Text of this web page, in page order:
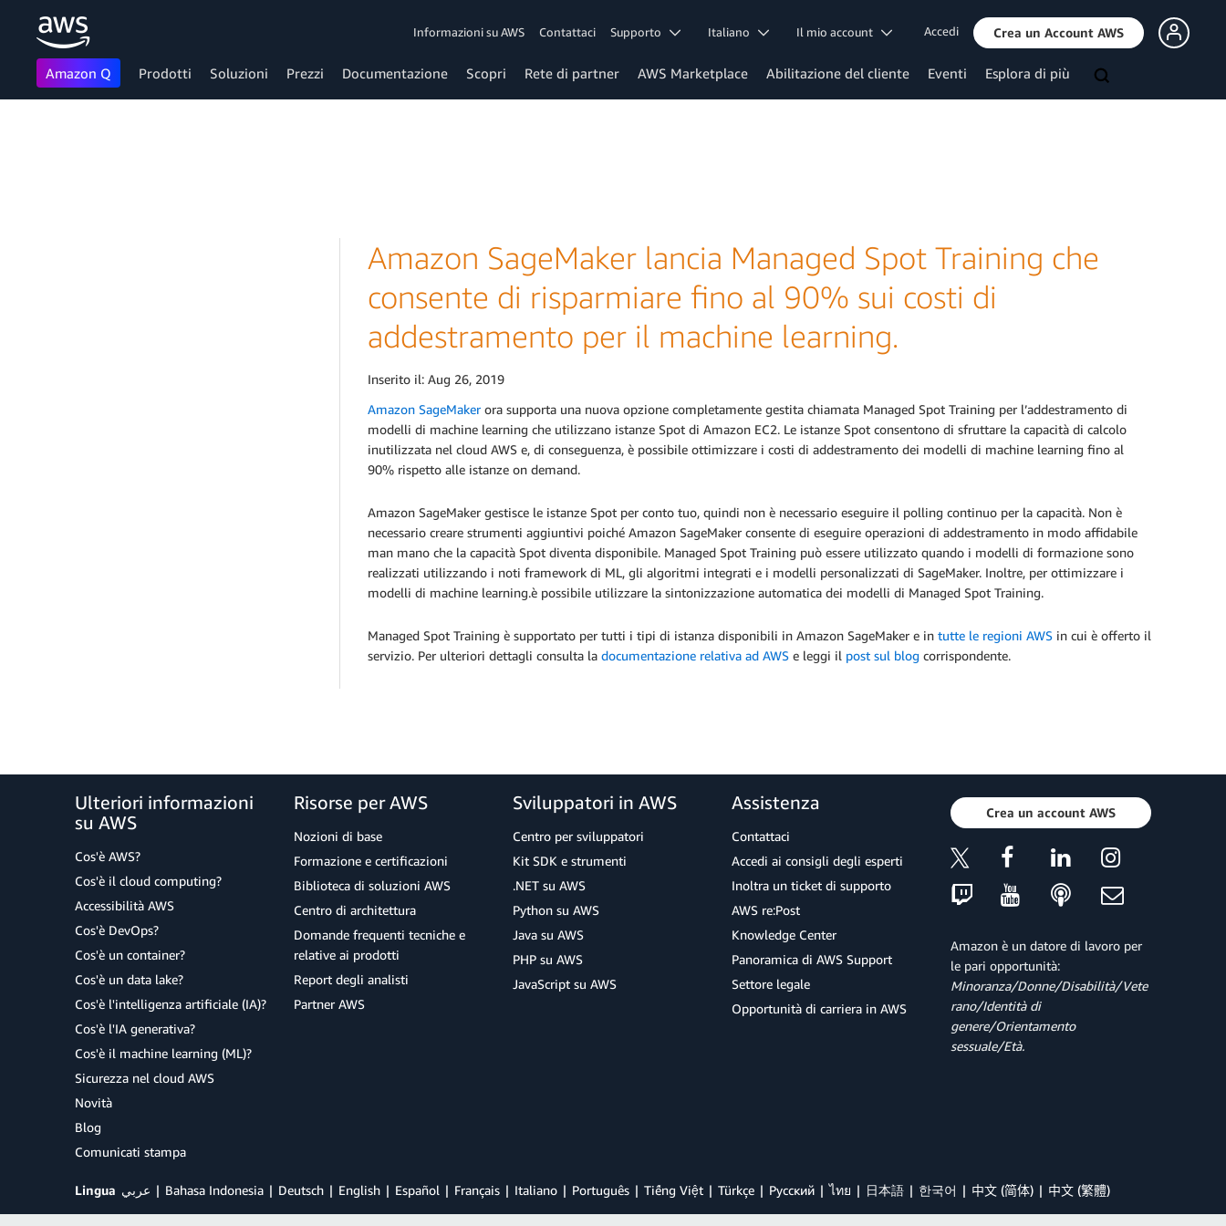
Informazioni su AWS Contattaci Supporto Italiano Il mio account Accedi Crea un Account AWS
Amazon Q Prodotti Soluzioni Prezzi Documentazione Scopri Rete di partner AWS Marketplace Abilitazione del cliente Eventi Esplora di più
Amazon SageMaker lancia Managed Spot Training che
consente di risparmiare fino al 90% sui costi di
addestramento per il machine learning.
Inserito il: Aug 26, 2019
Amazon SageMakerora supporta una nuova opzione completamente gestita chiamata Managed Spot Training per l’addestramento di
modelli di machine learning che utilizzano istanze Spot di Amazon EC2. Le istanze Spot consentono di sfruttare la capacità di calcolo
inutilizzata nel cloud AWS e, di conseguenza, è possibile ottimizzare i costi di addestramento dei modelli di machine learning fino al
90% rispetto alle istanze on demand.
Amazon SageMaker gestisce le istanze Spot per conto tuo, quindi non è necessario eseguire il polling continuo per la capacità. Non è
necessario creare strumenti aggiuntivi poiché Amazon SageMaker consente di eseguire operazioni di addestramento in modo affidabile
man mano che la capacità Spot diventa disponibile. Managed Spot Training può essere utilizzato quando i modelli di formazione sono
realizzati utilizzando i noti framework di ML, gli algoritmi integrati e i modelli personalizzati di SageMaker. Inoltre, per ottimizzare i
modelli di machine learning.è possibile utilizzare la sintonizzazione automatica dei modelli di Managed Spot Training.
Managed Spot Training è supportato per tutti i tipi di istanza disponibili in Amazon SageMaker e in tutte le regioni AWS in cui è offerto il
servizio. Per ulteriori dettagli consulta la documentazione relativa ad AWS e leggi il post sul blog corrispondente.
Ulteriori informazioni
su AWS
Cos'è AWS?
Cos'è il cloud computing?
Accessibilità AWS
Cos'è DevOps?
Cos'è un container?
Cos'è un data lake?
Cos'è l'intelligenza artificiale (IA)?
Cos'è l'IA generativa?
Cos'è il machine learning (ML)?
Sicurezza nel cloud AWS
Novità
Blog
Comunicati stampa
Risorse per AWS
Nozioni di base
Formazione e certificazioni
Biblioteca di soluzioni AWS
Centro di architettura
Domande frequenti tecniche e
relative ai prodotti
Report degli analisti
Partner AWS
Sviluppatori in AWS
Centro per sviluppatori
Kit SDK e strumenti
.NET su AWS
Python su AWS
Java su AWS
PHP su AWS
JavaScript su AWS
Assistenza
Contattaci
Accedi ai consigli degli esperti
Inoltra un ticket di supporto
AWS re:Post
Knowledge Center
Panoramica di AWS Support
Settore legale
Opportunità di carriera in AWS
Crea un account AWS
Amazon è un datore di lavoro per
le pari opportunità:
Minoranza/Donne/Disabilità/Vete
rano/Identità di
genere/Orientamento
sessuale/Età.
Lingua عربي Bahasa Indonesia Deutsch English Español Français Italiano Português Tiếng Việt Türkçe Ρусский ไทย 日本語 한국어 中文 (简体) 中文 (繁體)